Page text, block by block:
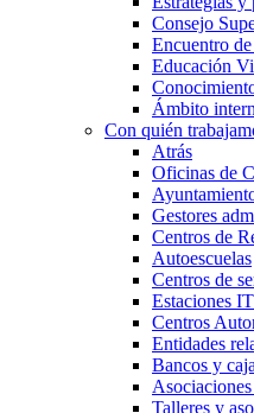
Consejo
Encuentro
Educación
Ámbito
Con quién
Atrás
Oficinas de
Gestores
Centros de
Autoescuelas
Centros de
Estaciones
Centros
Entidades
Bancos y
Talleres y